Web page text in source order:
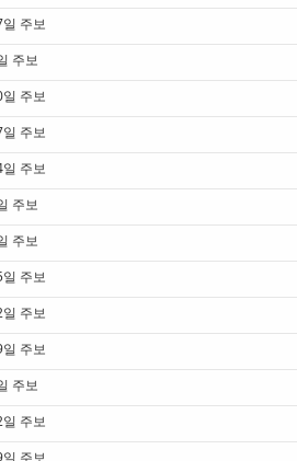
주보
주보
주보
주보
주보
주보
주보
주보
주보
주보
주보
주보
주보